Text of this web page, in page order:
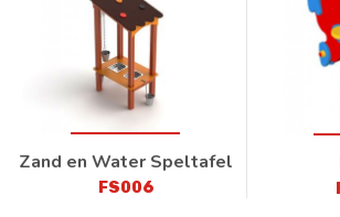
Zand en Water Speltafel
FS006